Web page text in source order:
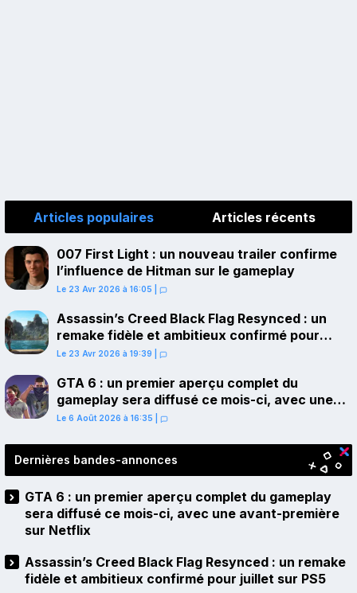
Articles populaires Articles récents
007 First Light : un nouveau trailer confirme
l’influence de Hitman sur le gameplay
Le 23 Avr 2026 à 16:05
Assassin’s Creed Black Flag Resynced : un
remake fidèle et ambitieux confirmé pour
juillet sur PS5
Le 23 Avr 2026 à 19:39
GTA 6 : un premier aperçu complet du
gameplay sera diffusé ce mois-ci, avec une
avant-première sur Netflix
Le 6 Août 2026 à 16:35
Dernières bandes-annonces
GTA 6 : un premier aperçu complet du gameplay
sera diffusé ce mois-ci, avec une avant-première
sur Netflix
Assassin’s Creed Black Flag Resynced : un remake
fidèle et ambitieux confirmé pour juillet sur PS5